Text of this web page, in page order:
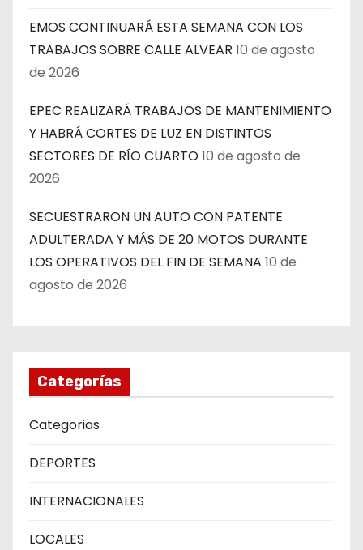
EMOS CONTINUARÁ ESTA SEMANA CON LOS
TRABAJOS SOBRE CALLE ALVEAR 10 de agosto
de 2026
EPEC REALIZARÁ TRABAJOS DE MANTENIMIENTO
Y HABRÁ CORTES DE LUZ EN DISTINTOS
SECTORES DE RÍO CUARTO10 de agosto de
2026
SECUESTRARON UN AUTO CON PATENTE
ADULTERADA Y MÁS DE 20 MOTOS DURANTE
LOS OPERATIVOS DEL FIN DE SEMANA 10 de
agosto de 2026
Categorías
Categorias
DEPORTES
INTERNACIONALES
LOCALES